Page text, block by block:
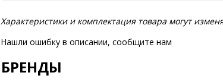
Характеристики и комплектация товара могут
Нашли ошибку в описании, сообщите нам
БРЕНДЫ